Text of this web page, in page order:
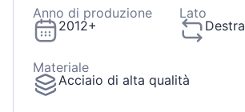
Anno di produzione
2012+
Lato
Destra
Materiale
Acciaio di alta qualità